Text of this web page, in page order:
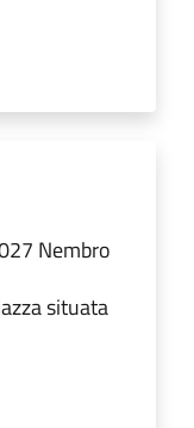
Nembro
situata